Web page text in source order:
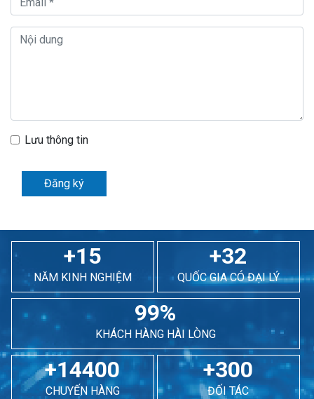
Lưu thông tin
Đăng ký
+15
NĂM KINH NGHIỆM
+32
QUỐC GIA CÓ ĐẠI LÝ
99%
KHÁCH HÀNG HÀI LÒNG
+14400
CHUYẾN HÀNG
+300
ĐỐI TÁC